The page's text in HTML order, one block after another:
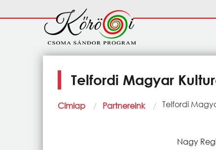
Fő
navigáció
Telfordi Magyar
Morzsa
Címlap Partnereink Current:
Telfordi
Nagy